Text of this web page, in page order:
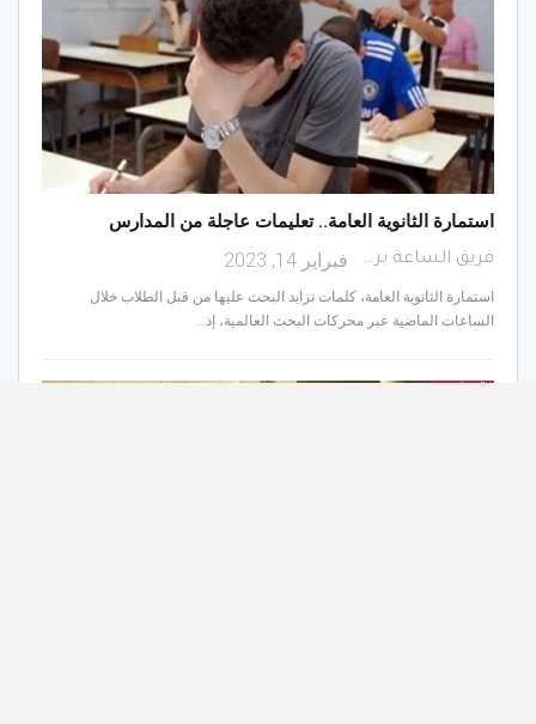
استمارة الثانوية العامة.. تعليمات عاجلة من المدارس
فريق الساعة برس فبراير 14, 2023
استمارة الثانوية العامة، كلمات تزايد البحث عليها من قبل الطلاب خلال
الساعات الماضية عبر محركات البحث العالمية، إذ…